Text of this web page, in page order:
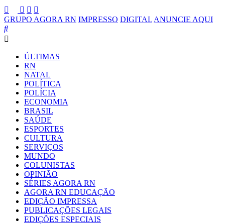
GRUPO AGORA RN IMPRESSO DIGITAL ANUNCIE AQUI
ÚLTIMAS
RN
NATAL
POLÍTICA
POLÍCIA
ECONOMIA
BRASIL
SAÚDE
ESPORTES
CULTURA
SERVIÇOS
MUNDO
COLUNISTAS
OPINIÃO
SÉRIES AGORA RN
AGORA RN EDUCAÇÃO
EDIÇÃO IMPRESSA
PUBLICAÇÕES LEGAIS
EDIÇÕES ESPECIAIS